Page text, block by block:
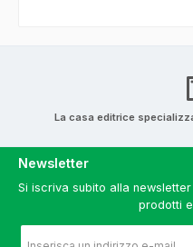
La casa editrice
Newsletter
Si iscriva subito alla
prodotti
e-